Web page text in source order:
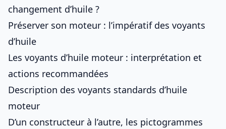
changement d’huile ?
Préserver son moteur : l’impératif des voyants
d’huile
Les voyants d’huile moteur : interprétation et
actions recommandées
Description des voyants standards d’huile
moteur
D’un constructeur à l’autre, les pictogrammes